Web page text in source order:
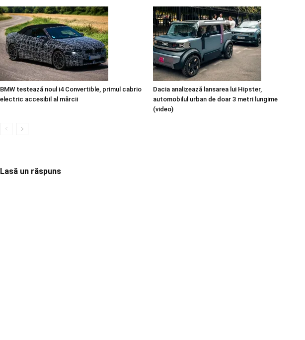
BMW testează noul i4 Convertible, primul cabrio
electric accesibil al mărcii
Dacia analizează lansarea lui Hipster,
automobilul urban de doar 3 metri lungime
(video)
Lasă un răspuns